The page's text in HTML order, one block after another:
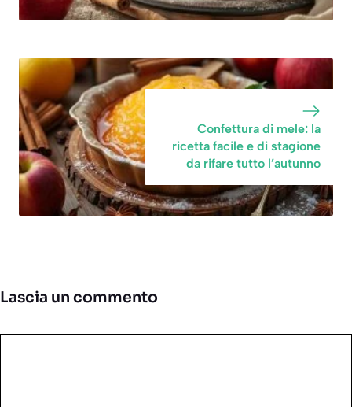
Confettura di mele: la
ricetta facile e di stagione
da rifare tutto l’autunno
Lascia un commento